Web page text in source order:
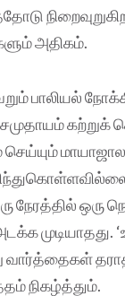
அதிகம்.
பாலியல்
கற்றுக்
செய்யும்
நேரத்தில் ஒரு
முடியாதது.
வார்த்தைகள்
நிகழ்த்தும்.